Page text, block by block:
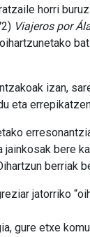
horri
Viajeros por
izan,
eta
bere
berriak
jatorriko
gure etxe